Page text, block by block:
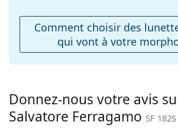
Accessoires
Étui:
Oui
Tissu de
Oui
Autres
Sexe:
Pour femmes
Comment choisir des
qui vont à votre
Donnez-nous votre avis
Salvatore Ferragamo SF